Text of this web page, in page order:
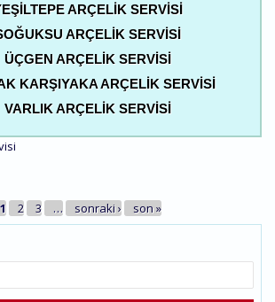
ARÇELIK SERVISI
ARÇELIK SERVISI
ÜÇGEN ARÇELIK SERVISI
KARŞIYAKA ARÇELIK SERVISI
VARLIK ARÇELIK SERVISI
1 2 3 … sonraki › son »